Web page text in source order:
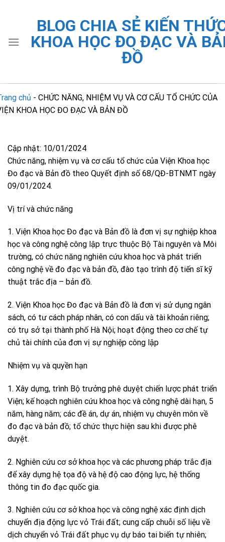
BLOG CHIA SẺ KIẾN
KHOA HỌC ĐO ĐẠC VÀ
ĐỒ
chủ - CHỨC NĂNG, NHIỆM VỤ VÀ CƠ CẤU TỔ CHỨC CỦA
KHOA HỌC ĐO ĐẠC VÀ BẢN ĐỒ
Cập nhật: 10/01/2024
Chức năng, nhiệm vụ và cơ cấu tổ chức của Viện Khoa học
Đo đạc và Bản đồ theo Quyết định số 68/QĐ-BTNMT ngày
09/01/2024.
Vị trí và chức năng
1. Viện Khoa học Đo đạc và Bản đồ là đơn vị sự nghiệp khoa
học và công nghệ công lập trực thuộc Bộ Tài nguyên và Môi
trường, có chức năng nghiên cứu khoa học và phát triển
công nghệ về đo đạc và bản đồ, đào tạo trình độ tiến sĩ kỹ
thuật trắc địa – bản đồ.
2. Viện Khoa học Đo đạc và Bản đồ là đơn vị sử dụng ngân
sách, có tư cách pháp nhân, có con dấu và tài khoản riêng;
có trụ sở tại thành phố Hà Nội; hoạt động theo cơ chế tự
chủ tài chính của đơn vị sự nghiệp công lập
Nhiệm vụ và quyền hạn
1. Xây dựng, trình Bộ trưởng phê duyệt chiến lược phát triển
Viện; kế hoạch nghiên cứu khoa học và công nghệ dài hạn, 5
năm, hàng năm; các đề án, dự án, nhiệm vụ chuyên môn về
đo đạc và bản đồ; tổ chức thực hiện sau khi được phê
duyệt.
2. Nghiên cứu cơ sở khoa học và các phương pháp trắc địa
để xây dựng hệ tọa độ và hệ độ cao động lực, hệ thống
thông tin đo đạc quốc gia.
3. Nghiên cứu cơ sở khoa học và công nghệ xác định dịch
chuyển địa động lực vỏ Trái đất; cung cấp chuỗi số liệu về
dịch chuyển vỏ Trái đất phục vụ dự báo tai biến tự nhiên;